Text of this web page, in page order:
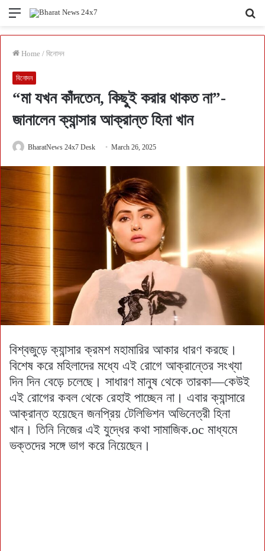
Menu
Home / বিনোদন
বিনোদন
“মা যখন কাঁদতেন, কিছুই করার থাকত না”-
জানালেন ক্যান্সার আক্রান্ত হিনা খান
BharatNews 24x7 Desk March 26, 2025
বিশ্বজুড়ে ক্যান্সার ক্রমশ মহামারির আকার ধারণ করছে।
বিশেষ করে মহিলাদের মধ্যে এই রোগে আক্রান্তের সংখ্যা
দিন দিন বেড়ে চলেছে। সাধারণ মানুষ থেকে তারকা—কেউই
এই রোগের কবল থেকে রেহাই পাচ্ছেন না। এবার ক্যান্সারে
আক্রান্ত হয়েছেন জনপ্রিয় টেলিভিশন অভিনেত্রী হিনা
খান। তিনি নিজের এই যুদ্ধের কথা সামাজিক.oc মাধ্যমে
ভক্তদের সঙ্গে ভাগ করে নিয়েছেন।